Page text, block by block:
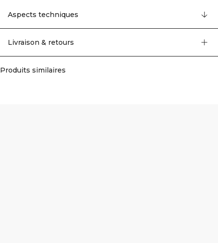
Aspects techniques
Livraison & retours
Produits similaires